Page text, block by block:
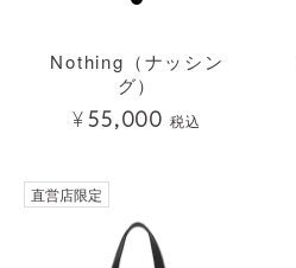
Nothing（ナッシン
グ）
¥55,000 税込
直営店限定